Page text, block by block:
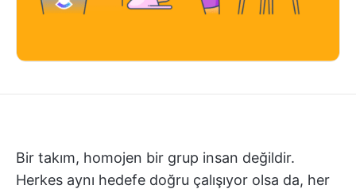
Bir takım, homojen bir grup insan değildir.
Herkes aynı hedefe doğru çalışıyor olsa da, her